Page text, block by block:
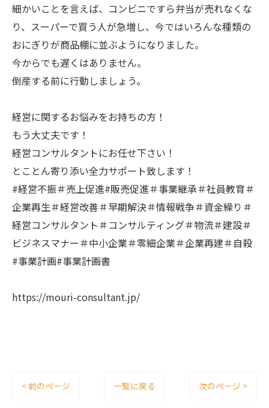
細かいことを言えば、コンビニですら弁当が売れなくな
り、スーパーで買う人が急増し、今ではいろんな種類の
おにぎりが商品棚に並ぶようになりました。
今からでも遅くはありません。
倒産する前に行動しましょう。
経営に関するお悩みをお持ちの方！
もう大丈夫です！
経営コンサルタントにお任せ下さい！
とことん寄り添い全力サポート致します！
#経営不振＃売上促進#販売促進＃事業継承＃社員教育＃
企業再生＃経営改善＃早期解決＃情報戦争＃資金繰り＃
経営コンサルタント＃コンサルティング＃物流＃建設＃
ビジネスマナー＃中小企業＃零細企業＃企業再建＃自殺
#事業計画#事業計画書
https://mouri-consultant.jp/
< 前のページ 一覧に戻る 次のページ >